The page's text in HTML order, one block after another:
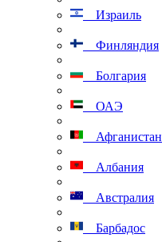
Израиль
Финляндия
Болгария
ОАЭ
Афганистан
Албания
Австралия
Барбадос